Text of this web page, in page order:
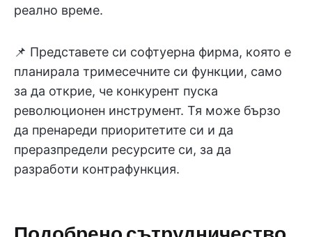
реално време.
📌 Представете си софтуерна фирма, която е
планирала тримесечните си функции, само
за да открие, че конкурент пуска
революционен инструмент. Тя може бързо
да пренареди приоритетите си и да
преразпредели ресурсите си, за да
разработи контрафункция.